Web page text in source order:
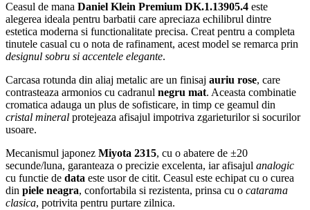
Ceasul de mana Daniel Klein Premium DK.1.13905.4 este
alegerea ideala pentru barbatii care apreciaza echilibrul dintre
estetica moderna si functionalitate precisa. Creat pentru a completa
tinutele casual cu o nota de rafinament, acest model se remarca prin
designul sobru si accentele elegante.
Carcasa rotunda din aliaj metalic are un finisaj auriu rose, care
contrasteaza armonios cu cadranul negru mat. Aceasta combinatie
cromatica adauga un plus de sofisticare, in timp ce geamul din
cristal mineral protejeaza afisajul impotriva zgarieturilor si socurilor
usoare.
Mecanismul japonez Miyota 2315, cu o abatere de ±20
secunde/luna, garanteaza o precizie excelenta, iar afisajul analogic
cu functie de data este usor de citit. Ceasul este echipat cu o curea
din piele neagra, confortabila si rezistenta, prinsa cu o catarama
clasica, potrivita pentru purtare zilnica.